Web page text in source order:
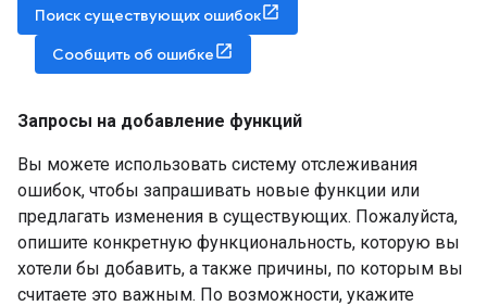
Поиск существующих ошибок
Сообщить об ошибке
Запросы на добавление функций
Вы можете использовать систему отслеживания
ошибок, чтобы запрашивать новые функции или
предлагать изменения в существующих. Пожалуйста,
опишите конкретную функциональность, которую вы
хотели бы добавить, а также причины, по которым вы
считаете это важным. По возможности, укажите